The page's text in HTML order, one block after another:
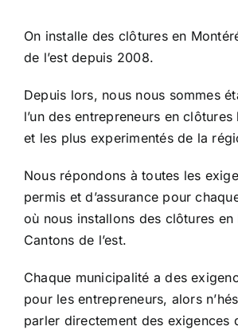
On installe des clôtures en
de l’est depuis 2008.
Depuis lors, nous nous sommes
l’un des entrepreneurs en
et les plus experimentés de la
Nous répondons à toutes les
permis et d’assurance pour
où nous installons des clôtures
Cantons de l’est.
Chaque municipalité a des
pour les entrepreneurs, alors
parler directement des exigences